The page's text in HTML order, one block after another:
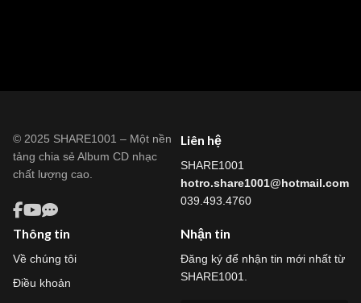
© 2025 SHARE1001 – Một nền
tảng chia sẻ Album CD nhạc
chất lượng cao.
Liên hệ
SHARE1001
hotro.share1001@hotmail.com
039.493.4760
Thông tin
Về chúng tôi
Điều khoản
Nhận tin
Đăng ký để nhận tin mới nhất từ
SHARE1001.